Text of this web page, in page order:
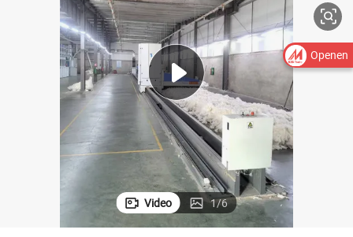
Video 1/6
Openen